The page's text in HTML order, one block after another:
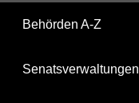
Behörden A-Z
Senatsverwaltungen